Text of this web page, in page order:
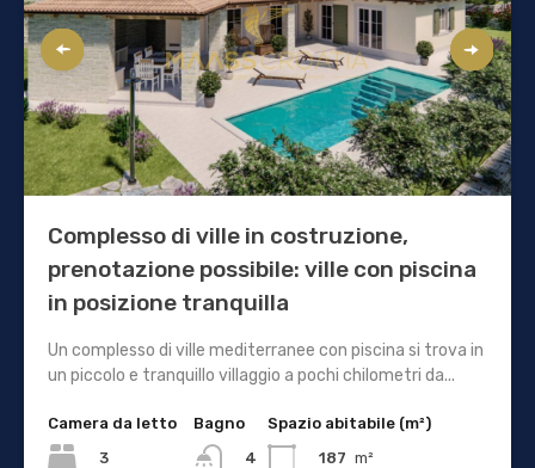
Complesso di ville in costruzione,
prenotazione possibile: ville con piscina
in posizione tranquilla
Un complesso di ville mediterranee con piscina si trova in
un piccolo e tranquillo villaggio a pochi chilometri da...
Camera da letto
3
Bagno
4
Spazio abitabile (m²)
187 m²